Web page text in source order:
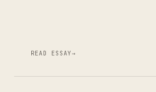
READ ESSAY→